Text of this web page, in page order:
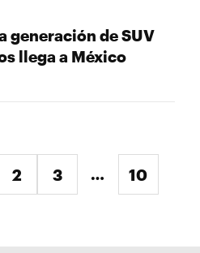
generación de SUV
llega a México
2 3 … 10
»